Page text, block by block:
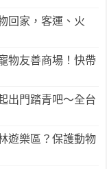
回家，客運、火
物友善商場！快帶
出門踏青吧～全台
遊樂區？保護動物